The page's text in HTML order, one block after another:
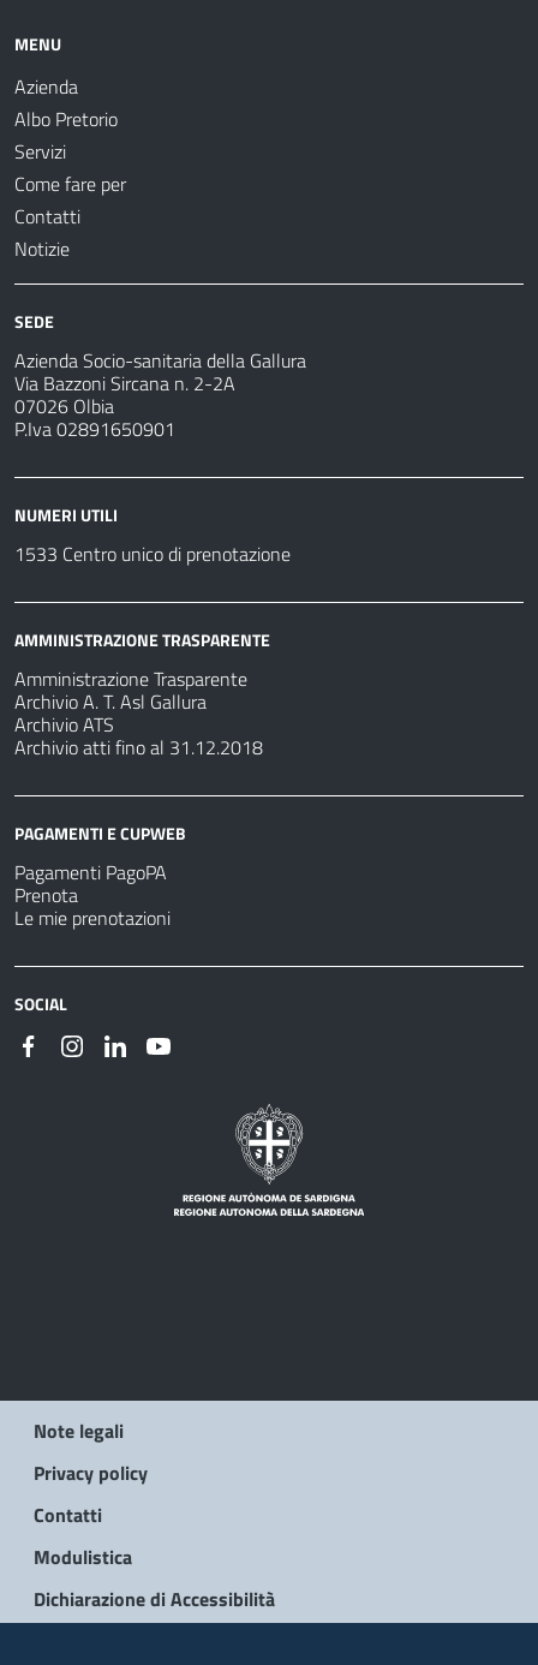
MENU
Azienda
Albo Pretorio
Servizi
Come fare per
Contatti
Notizie
SEDE
Azienda Socio-sanitaria della Gallura
Via Bazzoni Sircana n. 2-2A
07026 Olbia
P.Iva 02891650901
NUMERI UTILI
1533 Centro unico di prenotazione
AMMINISTRAZIONE TRASPARENTE
Amministrazione Trasparente
Archivio A. T. Asl Gallura
Archivio ATS
Archivio atti fino al 31.12.2018
PAGAMENTI E CUPWEB
Pagamenti PagoPA
Prenota
Le mie prenotazioni
SOCIAL
Note legali
Privacy policy
Contatti
Modulistica
Dichiarazione di Accessibilità